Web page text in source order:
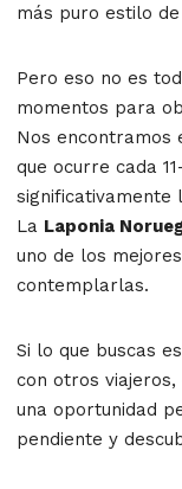
más puro estilo
Pero eso no es
momentos para
Nos encontramos
que ocurre cada
significativamente
La Laponia
uno de los
contemplarlas.
Si lo que buscas
con otros viajeros,
una oportunidad
pendiente y